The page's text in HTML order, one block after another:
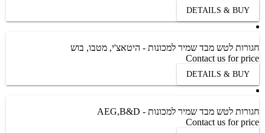
DETAILS & BUY
חגורות לטש מבד שמיר למכונות - היטאצ'י, מטבו, בוש
Contact us for price
DETAILS & BUY
חגורות לטש מבד שמיר למכונות - AEG,B&D
Contact us for price